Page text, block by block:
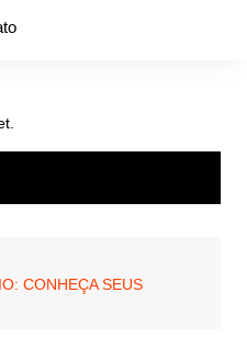
CONHEÇA SEUS